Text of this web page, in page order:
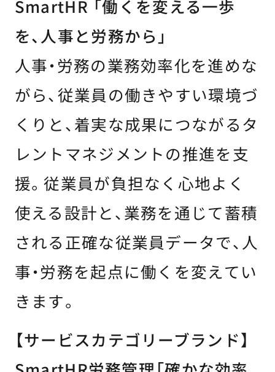
SmartHR 「働くを変える一歩
を、人事と労務から」
人事・労務の業務効率化を進めな
がら、従業員の働きやすい環境づ
くりと、着実な成果につながるタ
レントマネジメントの推進を支
援。従業員が負担なく心地よく
使える設計と、業務を通じて蓄積
される正確な従業員データで、人
事・労務を起点に働くを変えてい
きます。
【サービスカテゴリーブランド】